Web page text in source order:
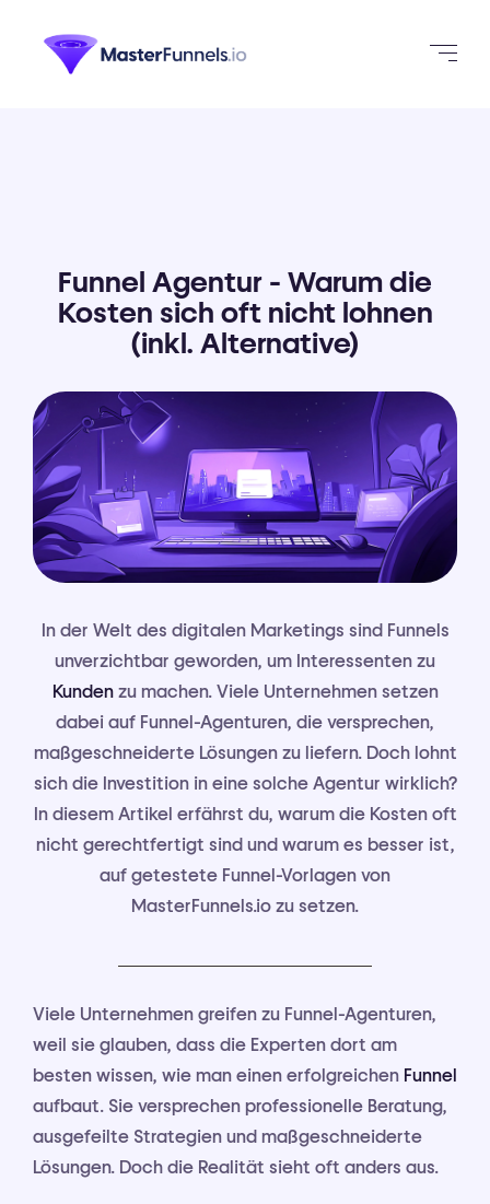
Funnel Agentur - Warum die
Kosten sich oft nicht lohnen
(inkl. Alternative)
In der Welt des digitalen Marketings sind Funnels
unverzichtbar geworden, um Interessenten zu
Kundenzu machen. Viele Unternehmen setzen
dabei auf Funnel-Agenturen, die versprechen,
maßgeschneiderte Lösungen zu liefern. Doch lohnt
sich die Investition in eine solche Agentur wirklich?
In diesem Artikel erfährst du, warum die Kosten oft
nicht gerechtfertigt sind und warum es besser ist,
auf getestete Funnel-Vorlagen von
MasterFunnels.io zu setzen.
Viele Unternehmen greifen zu Funnel-Agenturen,
weil sie glauben, dass die Experten dort am
besten wissen, wie man einen erfolgreichen Funnel
aufbaut. Sie versprechen professionelle Beratung,
ausgefeilte Strategien und maßgeschneiderte
Lösungen. Doch die Realität sieht oft anders aus.